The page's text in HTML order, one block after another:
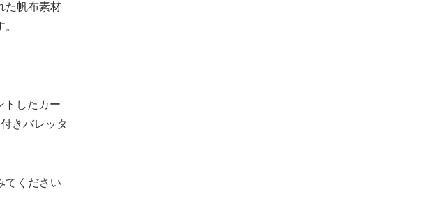
た帆布素材
トしたカー
きバレッタ
てください